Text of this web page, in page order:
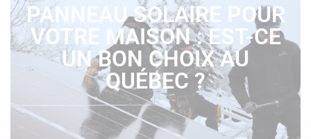
PANNEAU SOLAIRE POUR
VOTRE MAISON : EST-CE
UN BON CHOIX AU
QUÉBEC ?